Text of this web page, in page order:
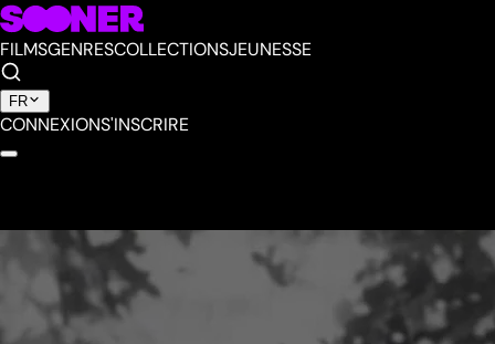
FILMSGENRESCOLLECTIONSJEUNESSE
FR
CONNEXIONS'INSCRIRE